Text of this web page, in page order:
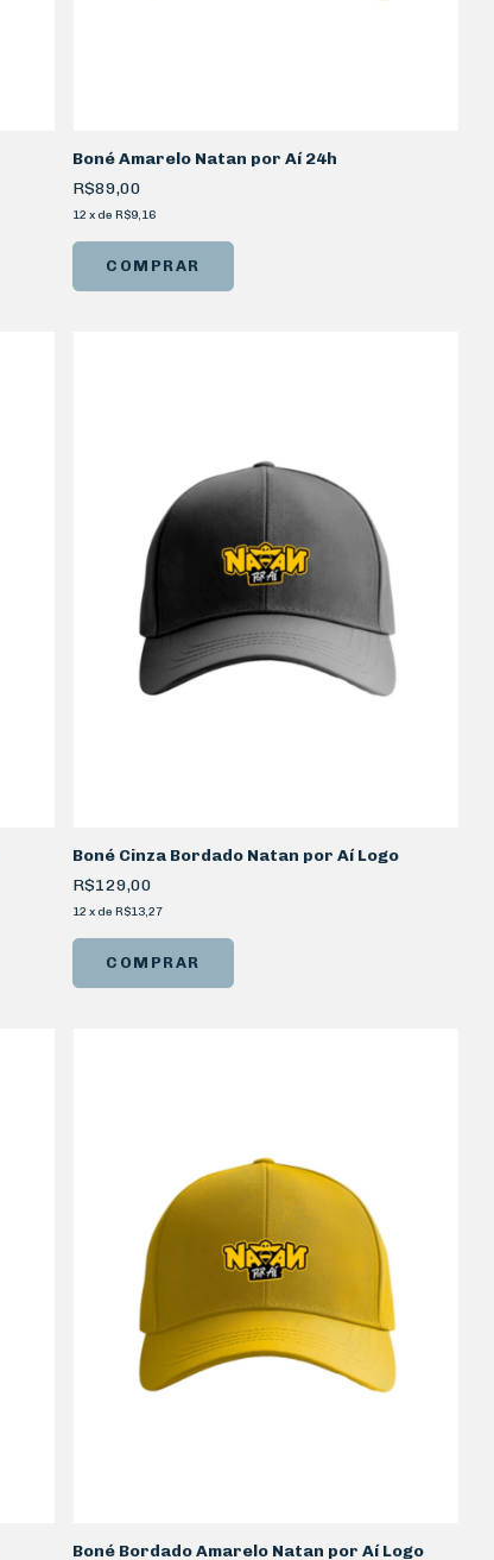
Boné Amarelo Natan por Aí 24h
R$89,00
12 x deR$9,16
Boné Cinza Bordado Natan por Aí Logo
R$129,00
12 x deR$13,27
Boné Bordado Amarelo Natan por Aí Logo